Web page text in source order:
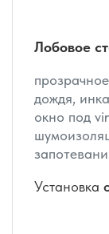
Лобовое
дождя,
окно под
Установка